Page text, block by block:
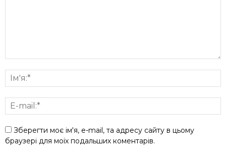
Зберегти моє ім'я, e-mail, та адресу сайту в цьому
браузері для моїх подальших коментарів.